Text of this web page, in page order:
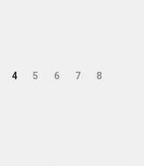
Seite
4 Seite
5 Seite
6 Seite
7 Seite
8